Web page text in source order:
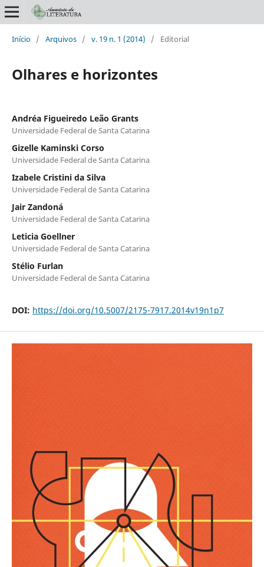
Início / Arquivos / v. 19 n. 1 (2014) / Editorial
Olhares e horizontes
Andréa Figueiredo Leão Grants
Universidade Federal de Santa Catarina
Gizelle Kaminski Corso
Universidade Federal de Santa Catarina
Izabele Cristini da Silva
Universidade Federal de Santa Catarina
Jair Zandoná
Universidade Federal de Santa Catarina
Leticia Goellner
Universidade Federal de Santa Catarina
Stélio Furlan
Universidade Federal de Santa Catarina
DOI: https://doi.org/10.5007/2175-7917.2014v19n1p7